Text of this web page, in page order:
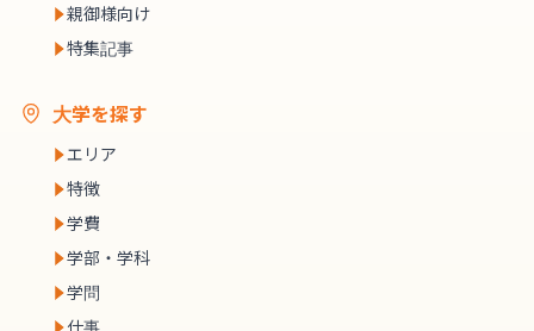
親御様向け
特集記事
大学を探す
エリア
特徴
学費
学部・学科
学問
仕事